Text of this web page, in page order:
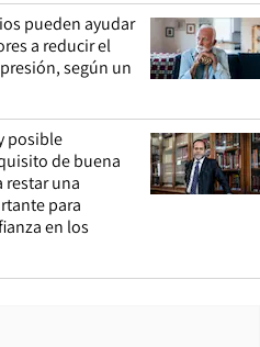
pueden ayudar
a reducir el
según un
posible
de buena
restar una
para
en los